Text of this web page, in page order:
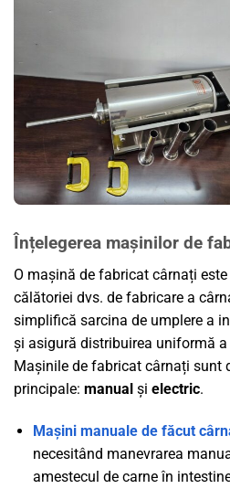
Înțelegerea mașinilor de
O mașină de fabricat cârnați
călătoriei dvs. de fabricare a
simplifică sarcina de umplere a
și asigură distribuirea uniformă
Mașinile de fabricat cârnați sunt
principale: manual și electric.
Mașini manuale de făcut
necesitând manevrarea
amestecul de carne în